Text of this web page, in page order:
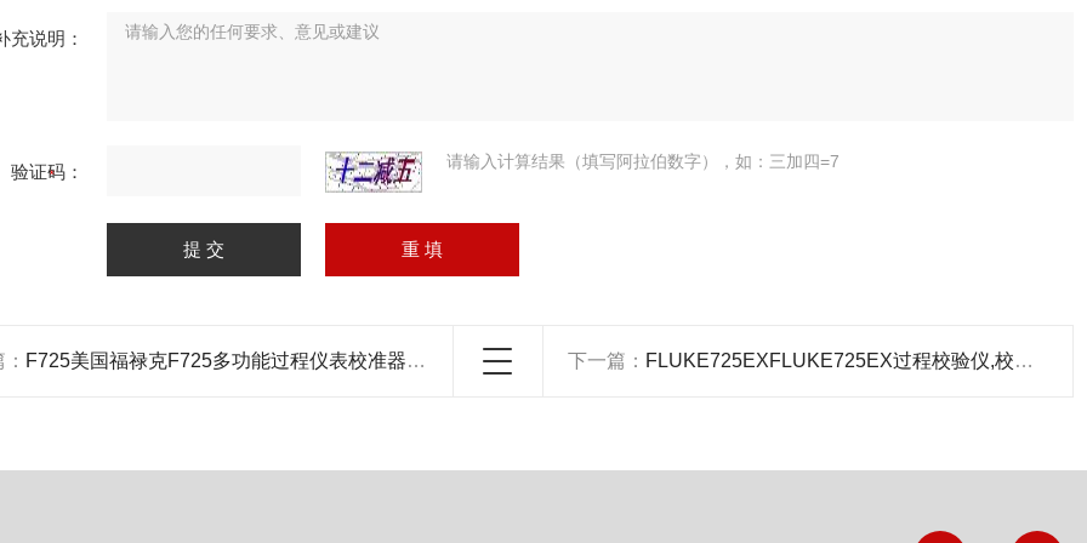
充说明：
验证码： 请输入计算结果（填写阿拉伯数字），如：三加四=7
F725美国福禄克F725多功能过程仪表校准器,仪表校准器 下一篇： FLUKE725EXFLUKE725EX过程校验仪,校验仪,美国福禄克